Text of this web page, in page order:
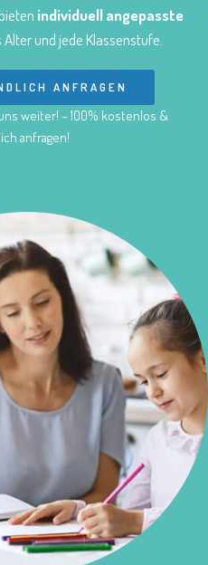
individuell angepasste
und jede Klassenstufe.
ANFRAGEN
weiter! – 100% kostenlos &
anfragen!